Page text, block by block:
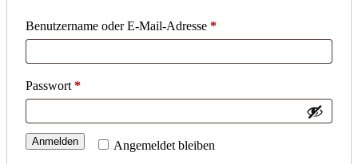
Benutzername oder E-Mail-Adresse *Erforderlich
Passwort *Erforderlich
Angemeldet bleiben
Anmelden